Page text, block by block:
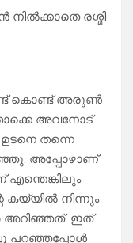
രശ്മി
കൊണ്ട് അരുൺ
അവനോട്
തന്നെ
അപ്പോഴാണ്
എന്തെങ്കിലും
നിന്നും
അറിഞ്ഞത്. ഇത്
പറഞ്ഞപ്പോൾ